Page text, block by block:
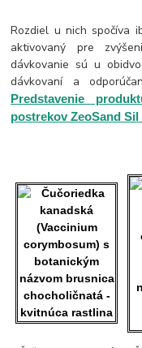
Rozdiel u nich spočíva
aktivovaný pre
dávkovanie sú u
dávkovaní a
Predstavenie
postrekov ZeoSand Sil